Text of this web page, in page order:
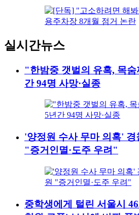
실시간뉴스
"한밤중 갯벌의 유혹, 목
간 94명 사망·실종
'양정원 수사 무마 의혹'
"증거인멸·도주 우려"
중학생에게 털린 서울시